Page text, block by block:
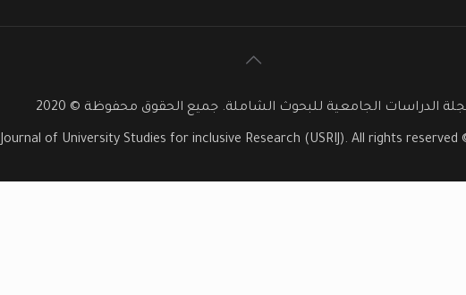
الدراسات الجامعية للبحوث الشاملة. جميع الحقوق محفوظة © 2020
Journal of University Studies for inclusive Research (USRIJ). All rights reserved